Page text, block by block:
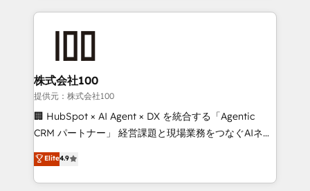
Company of the Year 2024/25 INSIDEA helps
and build AI-powered workflows that drive adoption
from week one, in your time zone. What we do ➤
Onboarding: Live in weeks, with workflows built
around your business, not a template. ➤ Migration:
Move from any legacy CRM. Zero downtime, full data
run your revenue process. Sales, marketing, and
service wired together. ➤ AI and Integrations: Layer
株式会社100
提供元：株式会社100
🏢 HubSpot × AI Agent × DX を統合する「Agentic
CRM パートナー」 経営課題と現場業務をつなぐAIネイ
ティブ・エージェンシーとして、HubSpot Eliteの実装
力で顧客フロント業務を再設計します。 💡 100inc は何
をする会社か？ HubSpotを共通基盤に、AIエージェン
Elite4.9